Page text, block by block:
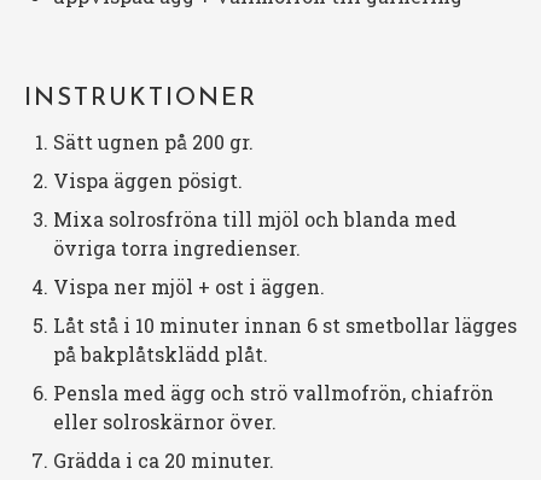
INSTRUKTIONER
Sätt ugnen på 200 gr.
Vispa äggen pösigt.
Mixa solrosfröna till mjöl och blanda med
övriga torra ingredienser.
Vispa ner mjöl + ost i äggen.
Låt stå i 10 minuter innan 6 st smetbollar lägges
på bakplåtsklädd plåt.
Pensla med ägg och strö vallmofrön, chiafrön
eller solroskärnor över.
Grädda i ca 20 minuter.